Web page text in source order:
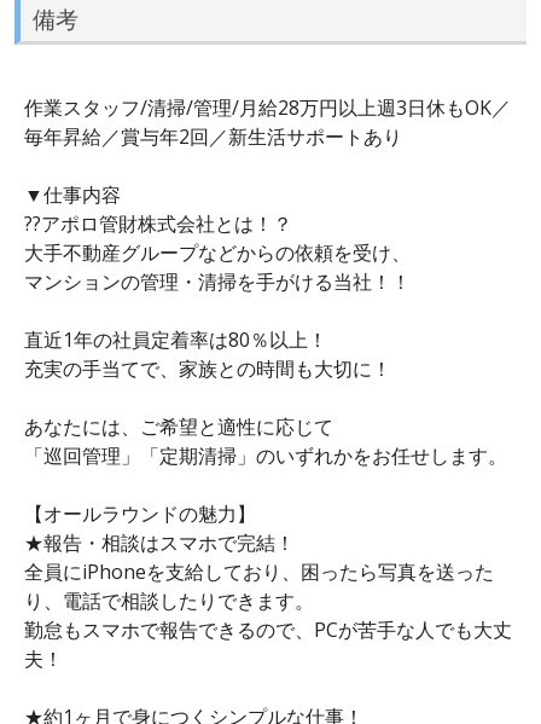
備考
作業スタッフ/清掃/管理/月給28万円以上週3日休もOK／
毎年昇給／賞与年2回／新生活サポートあり
▼仕事内容
??アポロ管財株式会社とは！？
大手不動産グループなどからの依頼を受け、
マンションの管理・清掃を手がける当社！！
直近1年の社員定着率は80％以上！
充実の手当てで、家族との時間も大切に！
あなたには、ご希望と適性に応じて
「巡回管理」「定期清掃」のいずれかをお任せします。
【オールラウンドの魅力】
★報告・相談はスマホで完結！
全員にiPhoneを支給しており、困ったら写真を送った
り、電話で相談したりできます。
勤怠もスマホで報告できるので、PCが苦手な人でも大丈
夫！
★約1ヶ月で身につくシンプルな仕事！